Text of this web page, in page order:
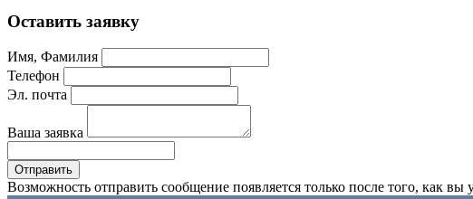
Оставить заявку
Имя, Фамилия
Телефон
Эл. почта
Ваша заявка
Возможность отправить сообщение появляется только после того, как